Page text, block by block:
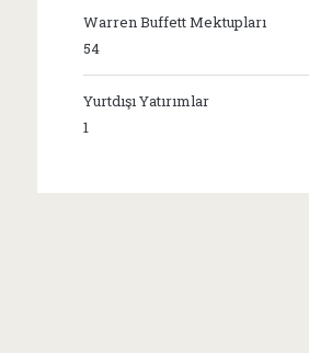
Warren Buffett Mektupları
54
Yurtdışı Yatırımlar
1